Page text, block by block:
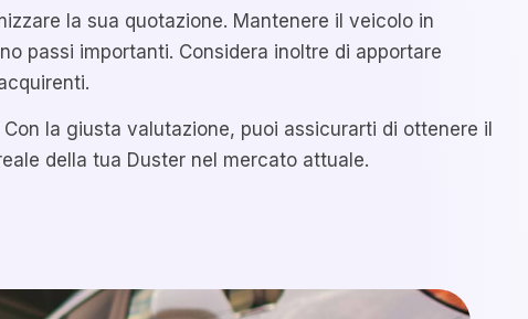
la sua quotazione. Mantenere il veicolo in
passi importanti. Considera inoltre di apportare
la giusta valutazione, puoi assicurarti di ottenere il
della tua Duster nel mercato attuale.